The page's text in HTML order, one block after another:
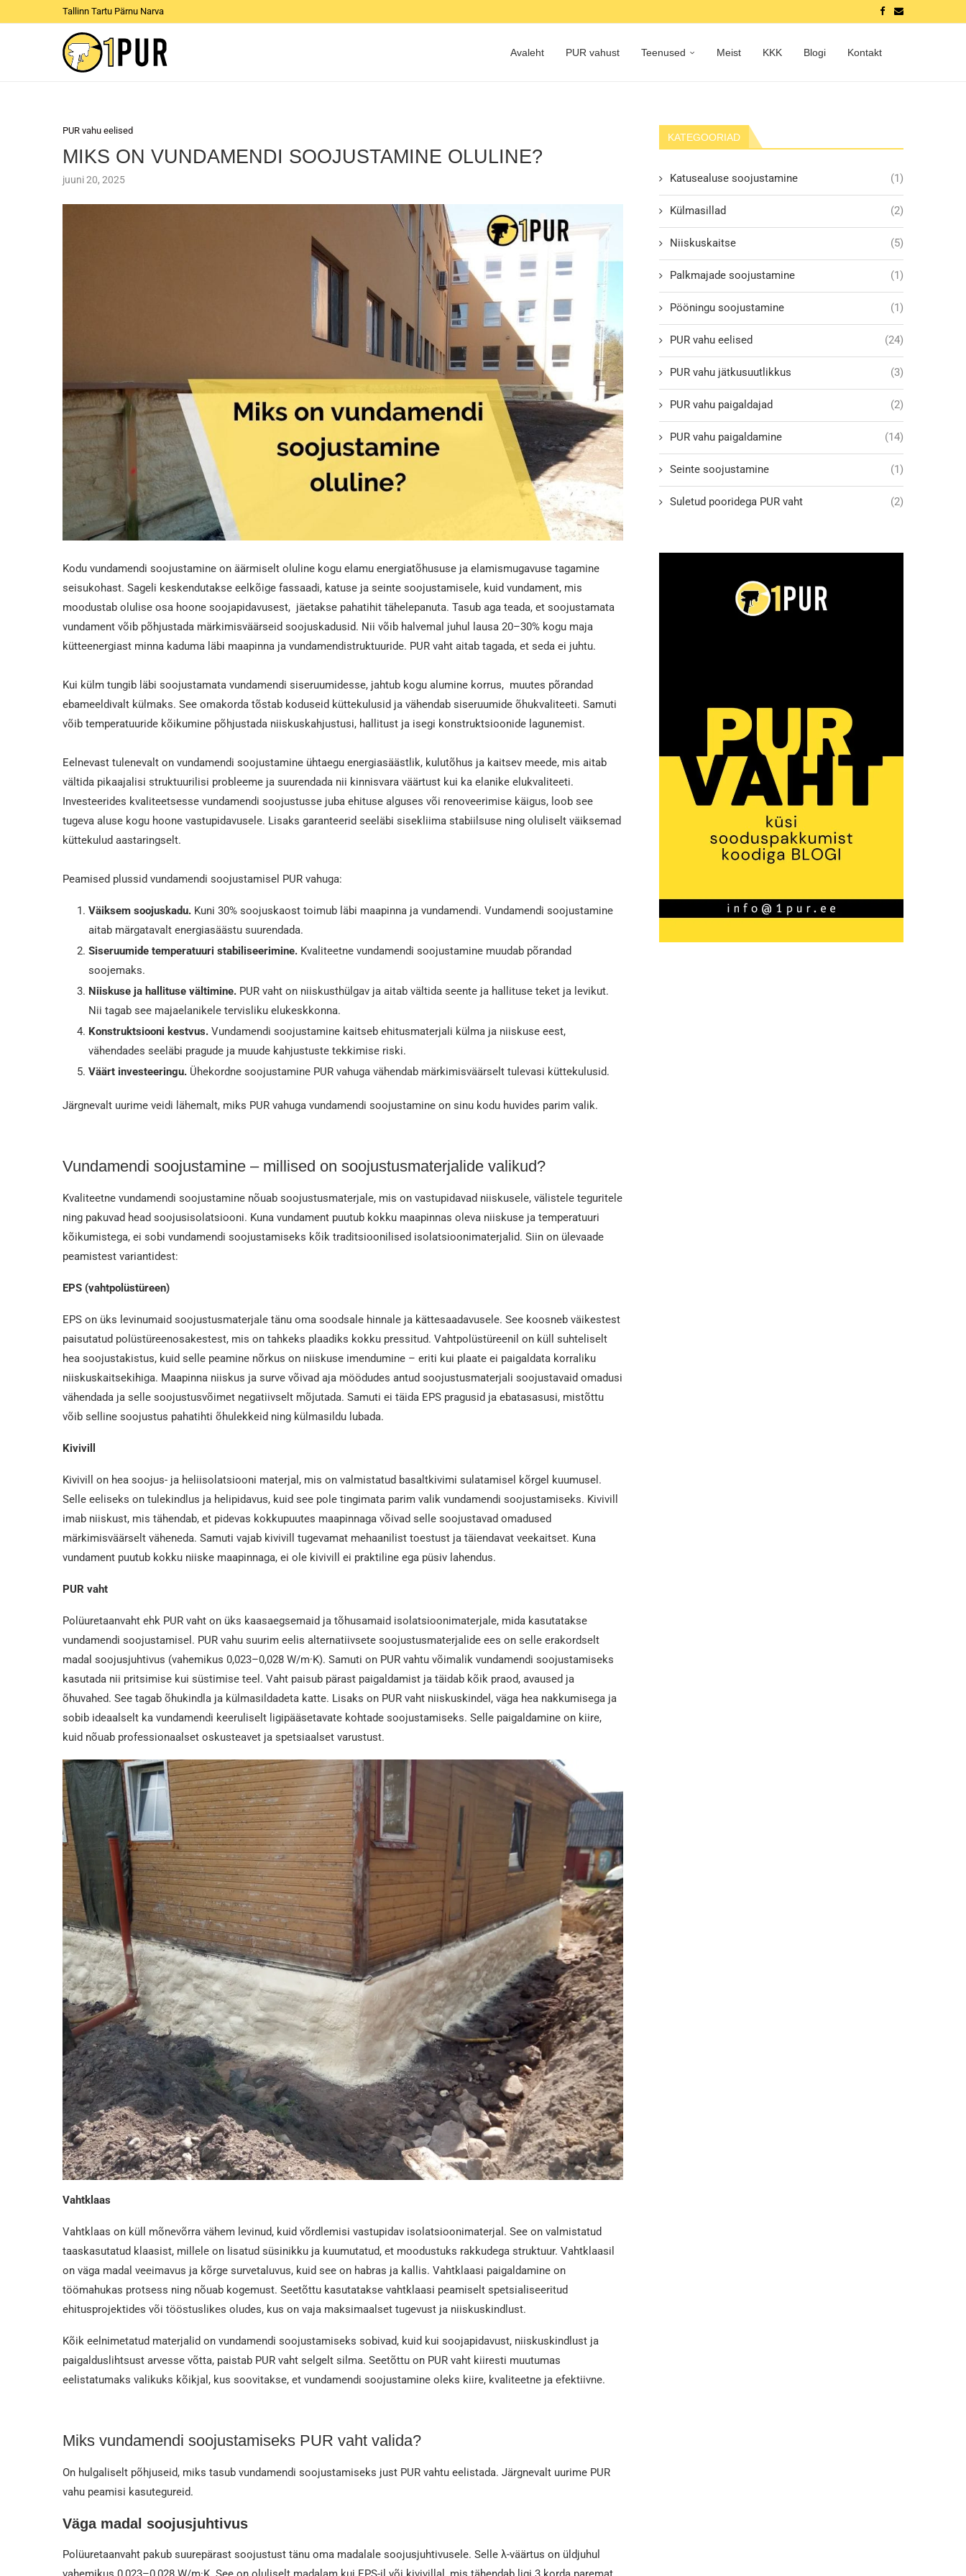
Tallinn Tartu Pärnu Narva
Avaleht PUR vahust Teenused Meist KKK Blogi Kontakt
PUR vahu eelised
MIKS ON VUNDAMENDI SOOJUSTAMINE OLULINE?
juuni 20, 2025
Kodu vundamendi soojustamine on äärmiselt oluline kogu elamu energiatõhususe ja elamismugavuse tagamine
seisukohast. Sageli keskendutakse eelkõige fassaadi, katuse ja seinte soojustamisele, kuid vundament, mis
moodustab olulise osa hoone soojapidavusest, jäetakse pahatihit tähelepanuta. Tasub aga teada, et soojustamata
vundament võib põhjustada märkimisväärseid soojuskadusid. Nii võib halvemal juhul lausa 20–30% kogu maja
kütteenergiast minna kaduma läbi maapinna ja vundamendistruktuuride. PUR vaht aitab tagada, et seda ei juhtu.
Kui külm tungib läbi soojustamata vundamendi siseruumidesse, jahtub kogu alumine korrus, muutes põrandad
ebameeldivalt külmaks. See omakorda tõstab koduseid küttekulusid ja vähendab siseruumide õhukvaliteeti. Samuti
võib temperatuuride kõikumine põhjustada niiskuskahjustusi, hallitust ja isegi konstruktsioonide lagunemist.
Eelnevast tulenevalt on vundamendi soojustamine ühtaegu energiasäästlik, kulutõhus ja kaitsev meede, mis aitab
vältida pikaajalisi struktuurilisi probleeme ja suurendada nii kinnisvara väärtust kui ka elanike elukvaliteeti.
Investeerides kvaliteetsesse vundamendi soojustusse juba ehituse alguses või renoveerimise käigus, loob see
tugeva aluse kogu hoone vastupidavusele. Lisaks garanteerid seeläbi sisekliima stabiilsuse ning oluliselt väiksemad
küttekulud aastaringselt.
Peamised plussid vundamendi soojustamisel PUR vahuga:
Väiksem soojuskadu. Kuni 30% soojuskaost toimub läbi maapinna ja vundamendi. Vundamendi soojustamine
aitab märgatavalt energiasäästu suurendada.
Siseruumide temperatuuri stabiliseerimine. Kvaliteetne vundamendi soojustamine muudab põrandad
soojemaks.
Niiskuse ja hallituse vältimine. PUR vaht on niiskusthülgav ja aitab vältida seente ja hallituse teket ja levikut.
Nii tagab see majaelanikele tervisliku elukeskkonna.
Konstruktsiooni kestvus. Vundamendi soojustamine kaitseb ehitusmaterjali külma ja niiskuse eest,
vähendades seeläbi pragude ja muude kahjustuste tekkimise riski.
Väärt investeeringu. Ühekordne soojustamine PUR vahuga vähendab märkimisväärselt tulevasi küttekulusid.
Järgnevalt uurime veidi lähemalt, miks PUR vahuga vundamendi soojustamine on sinu kodu huvides parim valik.
Vundamendi soojustamine – millised on soojustusmaterjalide valikud?
Kvaliteetne vundamendi soojustamine nõuab soojustusmaterjale, mis on vastupidavad niiskusele, välistele teguritele
ning pakuvad head soojusisolatsiooni. Kuna vundament puutub kokku maapinnas oleva niiskuse ja temperatuuri
kõikumistega, ei sobi vundamendi soojustamiseks kõik traditsioonilised isolatsioonimaterjalid. Siin on ülevaade
peamistest variantidest:
EPS (vahtpolüstüreen)
EPS on üks levinumaid soojustusmaterjale tänu oma soodsale hinnale ja kättesaadavusele. See koosneb väikestest
paisutatud polüstüreenosakestest, mis on tahkeks plaadiks kokku pressitud. Vahtpolüstüreenil on küll suhteliselt
hea soojustakistus, kuid selle peamine nõrkus on niiskuse imendumine – eriti kui plaate ei paigaldata korraliku
niiskuskaitsekihiga. Maapinna niiskus ja surve võivad aja möödudes antud soojustusmaterjali soojustavaid omadusi
vähendada ja selle soojustusvõimet negatiivselt mõjutada. Samuti ei täida EPS pragusid ja ebatasasusi, mistõttu
võib selline soojustus pahatihti õhulekkeid ning külmasildu lubada.
Kivivill
Kivivill on hea soojus- ja heliisolatsiooni materjal, mis on valmistatud basaltkivimi sulatamisel kõrgel kuumusel.
Selle eeliseks on tulekindlus ja helipidavus, kuid see pole tingimata parim valik vundamendi soojustamiseks. Kivivill
imab niiskust, mis tähendab, et pidevas kokkupuutes maapinnaga võivad selle soojustavad omadused
märkimisväärselt väheneda. Samuti vajab kivivill tugevamat mehaanilist toestust ja täiendavat veekaitset. Kuna
vundament puutub kokku niiske maapinnaga, ei ole kivivill ei praktiline ega püsiv lahendus.
PUR vaht
Polüuretaanvaht ehk PUR vaht on üks kaasaegsemaid ja tõhusamaid isolatsioonimaterjale, mida kasutatakse
vundamendi soojustamisel. PUR vahu suurim eelis alternatiivsete soojustusmaterjalide ees on selle erakordselt
madal soojusjuhtivus (vahemikus 0,023–0,028 W/m·K). Samuti on PUR vahtu võimalik vundamendi soojustamiseks
kasutada nii pritsimise kui süstimise teel. Vaht paisub pärast paigaldamist ja täidab kõik praod, avaused ja
õhuvahed. See tagab õhukindla ja külmasildadeta katte. Lisaks on PUR vaht niiskuskindel, väga hea nakkumisega ja
sobib ideaalselt ka vundamendi keeruliselt ligipääsetavate kohtade soojustamiseks. Selle paigaldamine on kiire,
kuid nõuab professionaalset oskusteavet ja spetsiaalset varustust.
Vahtklaas
Vahtklaas on küll mõnevõrra vähem levinud, kuid võrdlemisi vastupidav isolatsioonimaterjal. See on valmistatud
taaskasutatud klaasist, millele on lisatud süsinikku ja kuumutatud, et moodustuks rakkudega struktuur. Vahtklaasil
on väga madal veeimavus ja kõrge survetaluvus, kuid see on habras ja kallis. Vahtklaasi paigaldamine on
töömahukas protsess ning nõuab kogemust. Seetõttu kasutatakse vahtklaasi peamiselt spetsialiseeritud
ehitusprojektides või tööstuslikes oludes, kus on vaja maksimaalset tugevust ja niiskuskindlust.
Kõik eelnimetatud materjalid on vundamendi soojustamiseks sobivad, kuid kui soojapidavust, niiskuskindlust ja
paigalduslihtsust arvesse võtta, paistab PUR vaht selgelt silma. Seetõttu on PUR vaht kiiresti muutumas
eelistatumaks valikuks kõikjal, kus soovitakse, et vundamendi soojustamine oleks kiire, kvaliteetne ja efektiivne.
Miks vundamendi soojustamiseks PUR vaht valida?
On hulgaliselt põhjuseid, miks tasub vundamendi soojustamiseks just PUR vahtu eelistada. Järgnevalt uurime PUR
vahu peamisi kasutegureid.
Väga madal soojusjuhtivus
Polüuretaanvaht pakub suurepärast soojustust tänu oma madalale soojusjuhtivusele. Selle λ-väärtus on üldjuhul
KATEGOORIAD
Katusealuse soojustamine (1)
Külmasillad (2)
Niiskuskaitse (5)
Palkmajade soojustamine (1)
Pööningu soojustamine (1)
PUR vahu eelised (24)
PUR vahu jätkusuutlikkus (3)
PUR vahu paigaldajad (2)
PUR vahu paigaldamine (14)
Seinte soojustamine (1)
Suletud pooridega PUR vaht (2)